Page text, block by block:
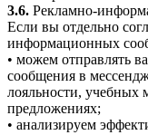
3.6. Рекламно-
Если вы отдельно
информационных
• можем отправлять
сообщения в
лояльности, учебных
предложениях;
• анализируем